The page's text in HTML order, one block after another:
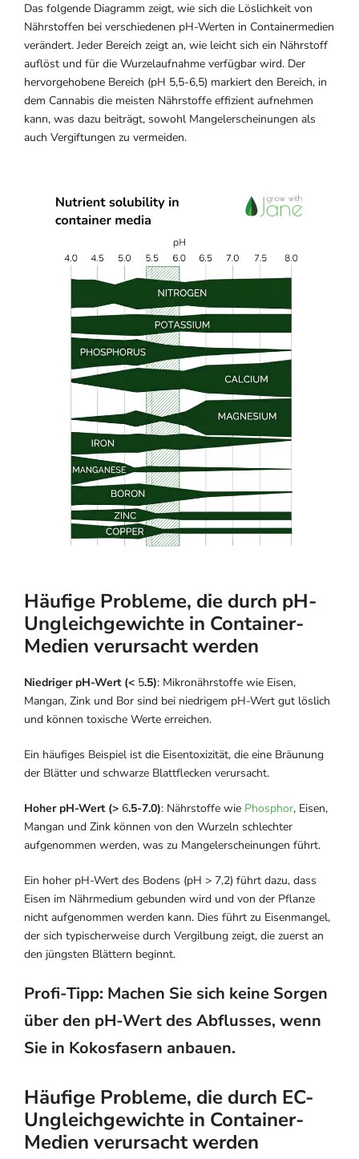
Das folgende Diagramm zeigt, wie sich die Löslichkeit von
Nährstoffen bei verschiedenen pH-Werten in Containermedien
verändert. Jeder Bereich zeigt an, wie leicht sich ein Nährstoff
auflöst und für die Wurzelaufnahme verfügbar wird. Der
hervorgehobene Bereich (pH 5,5-6,5) markiert den Bereich, in
dem Cannabis die meisten Nährstoffe effizient aufnehmen
kann, was dazu beiträgt, sowohl Mangelerscheinungen als
auch Vergiftungen zu vermeiden.
Häufige Probleme, die durch pH-
Ungleichgewichte in Container-
Medien verursacht werden
Niedriger pH-Wert (< 5.5): Mikronährstoffe wie Eisen,
Mangan, Zink und Bor sind bei niedrigem pH-Wert gut löslich
und können toxische Werte erreichen.
Ein häufiges Beispiel ist die Eisentoxizität, die eine Bräunung
der Blätter und schwarze Blattflecken verursacht.
Hoher pH-Wert (> 6.5-7.0): Nährstoffe wie Phosphor, Eisen,
Mangan und Zink können von den Wurzeln schlechter
aufgenommen werden, was zu Mangelerscheinungen führt.
Ein hoher pH-Wert des Bodens (pH > 7,2) führt dazu, dass
Eisen im Nährmedium gebunden wird und von der Pflanze
nicht aufgenommen werden kann. Dies führt zu Eisenmangel,
der sich typischerweise durch Vergilbung zeigt, die zuerst an
den jüngsten Blättern beginnt.
Profi-Tipp: Machen Sie sich keine Sorgen
über den pH-Wert des Abflusses, wenn
Sie in Kokosfasern anbauen.
Häufige Probleme, die durch EC-
Ungleichgewichte in Container-
Medien verursacht werden